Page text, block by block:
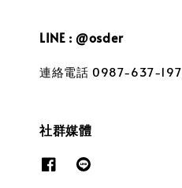
LINE : @osder
連絡電話 0987-637-197
社群媒體